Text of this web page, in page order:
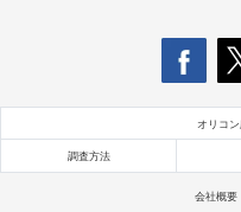
オリコ
調査方法
会社概要